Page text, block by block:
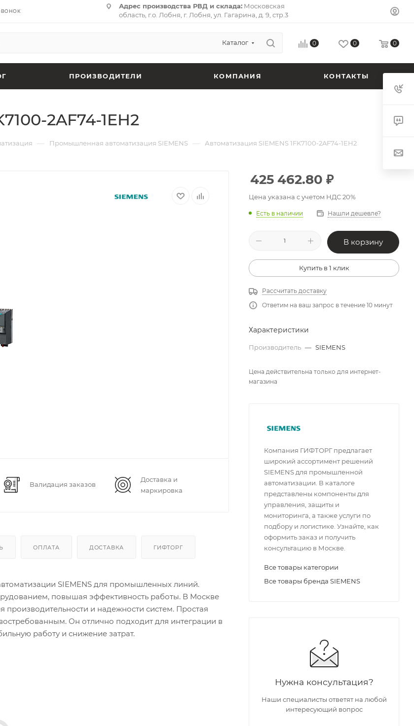
Адрес производства РВД и склада: Московская
область, г.о. Лобня, г. Лобня, ул. Гагарина, д. 9, стр.3
Каталог 0 0 0
ПРОИЗВОДИТЕЛИ КОМПАНИЯ КОНТАКТЫ
2AF74-1EH2
— Промышленная автоматизация SIEMENS — Автоматизация SIEMENS 1FK7100-2AF74-1EH2
Валидация заказов
Доставка и
маркировка
ОПЛАТА ДОСТАВКА ГИФТОРГ
SIEMENS для промышленных линий.
повышая эффективность работы. В Москве
и надежности систем. Простая
Он отлично подходит для интеграции в
работу и снижение затрат.
425 462.80 ₽
Цена указана с учетом НДС 20%
Есть в наличии Нашли дешевле?
В корзину
Купить в 1 клик
Рассчитать доставку
Ответим на ваш запрос в течение 10 минут
Характеристики
Производитель — SIEMENS
Цена действительна только для интернет-
магазина
Компания ГИФТОРГ предлагает
широкий ассортимент решений
SIEMENS для промышленной
автоматизации. В каталоге
представлены компоненты для
управления, защиты и
мониторинга, а также услуги по
подбору и логистике. Узнайте, как
оформить заказ и получить
консультацию в Москве.
Все товары категории
Все товары бренда SIEMENS
Нужна консультация?
Наши специалисты ответят на любой
интересующий вопрос